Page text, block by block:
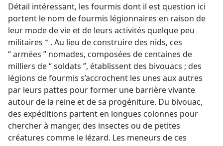
Détail intéressant, les fourmis dont il est question ici
portent le nom de fourmis légionnaires en raison de
leur mode de vie et de leurs activités quelque peu
militaires a . Au lieu de construire des nids, ces
“ armées ” nomades, composées de centaines de
milliers de “ soldats ”, établissent des bivouacs ; des
légions de fourmis s’accrochent les unes aux autres
par leurs pattes pour former une barrière vivante
autour de la reine et de sa progéniture. Du bivouac,
des expéditions partent en longues colonnes pour
chercher à manger, des insectes ou de petites
créatures comme le lézard. Les meneurs de ces